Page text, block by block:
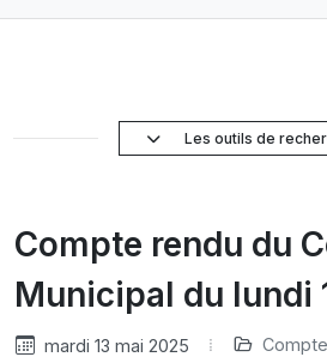
Les outils de
Compte rendu du
Municipal du lundi
mardi 13 mai 2025